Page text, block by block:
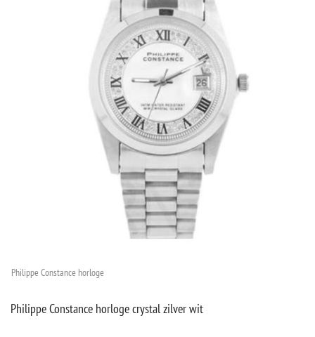
Philippe Constance horloge
Philippe Constance horloge crystal zilver wit